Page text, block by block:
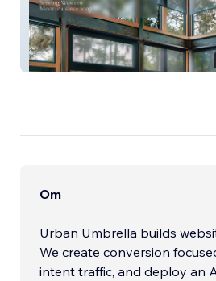
Premier Shades
Om
Urban Umbrella builds
We create conversion
intent traffic, and deploy an